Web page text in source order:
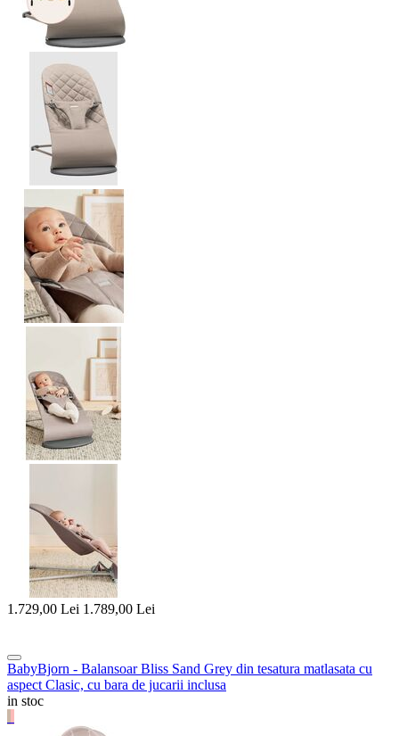
1.729,00 Lei 1.789,00 Lei
BabyBjorn - Balansoar Bliss Sand Grey din tesatura matlasata cu
aspect Clasic, cu bara de jucarii inclusa
in stoc